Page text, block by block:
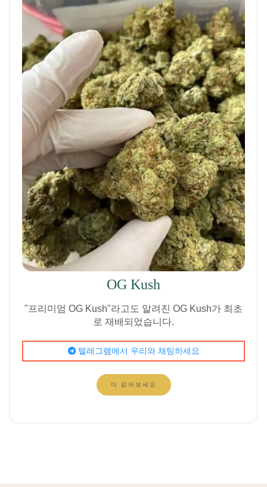
OG Kush
"프리미엄 OG Kush"라고도 알려진 OG Kush가 최초
로 재배되었습니다.
텔레그램에서 우리와 채팅하세요
더 읽어보세요